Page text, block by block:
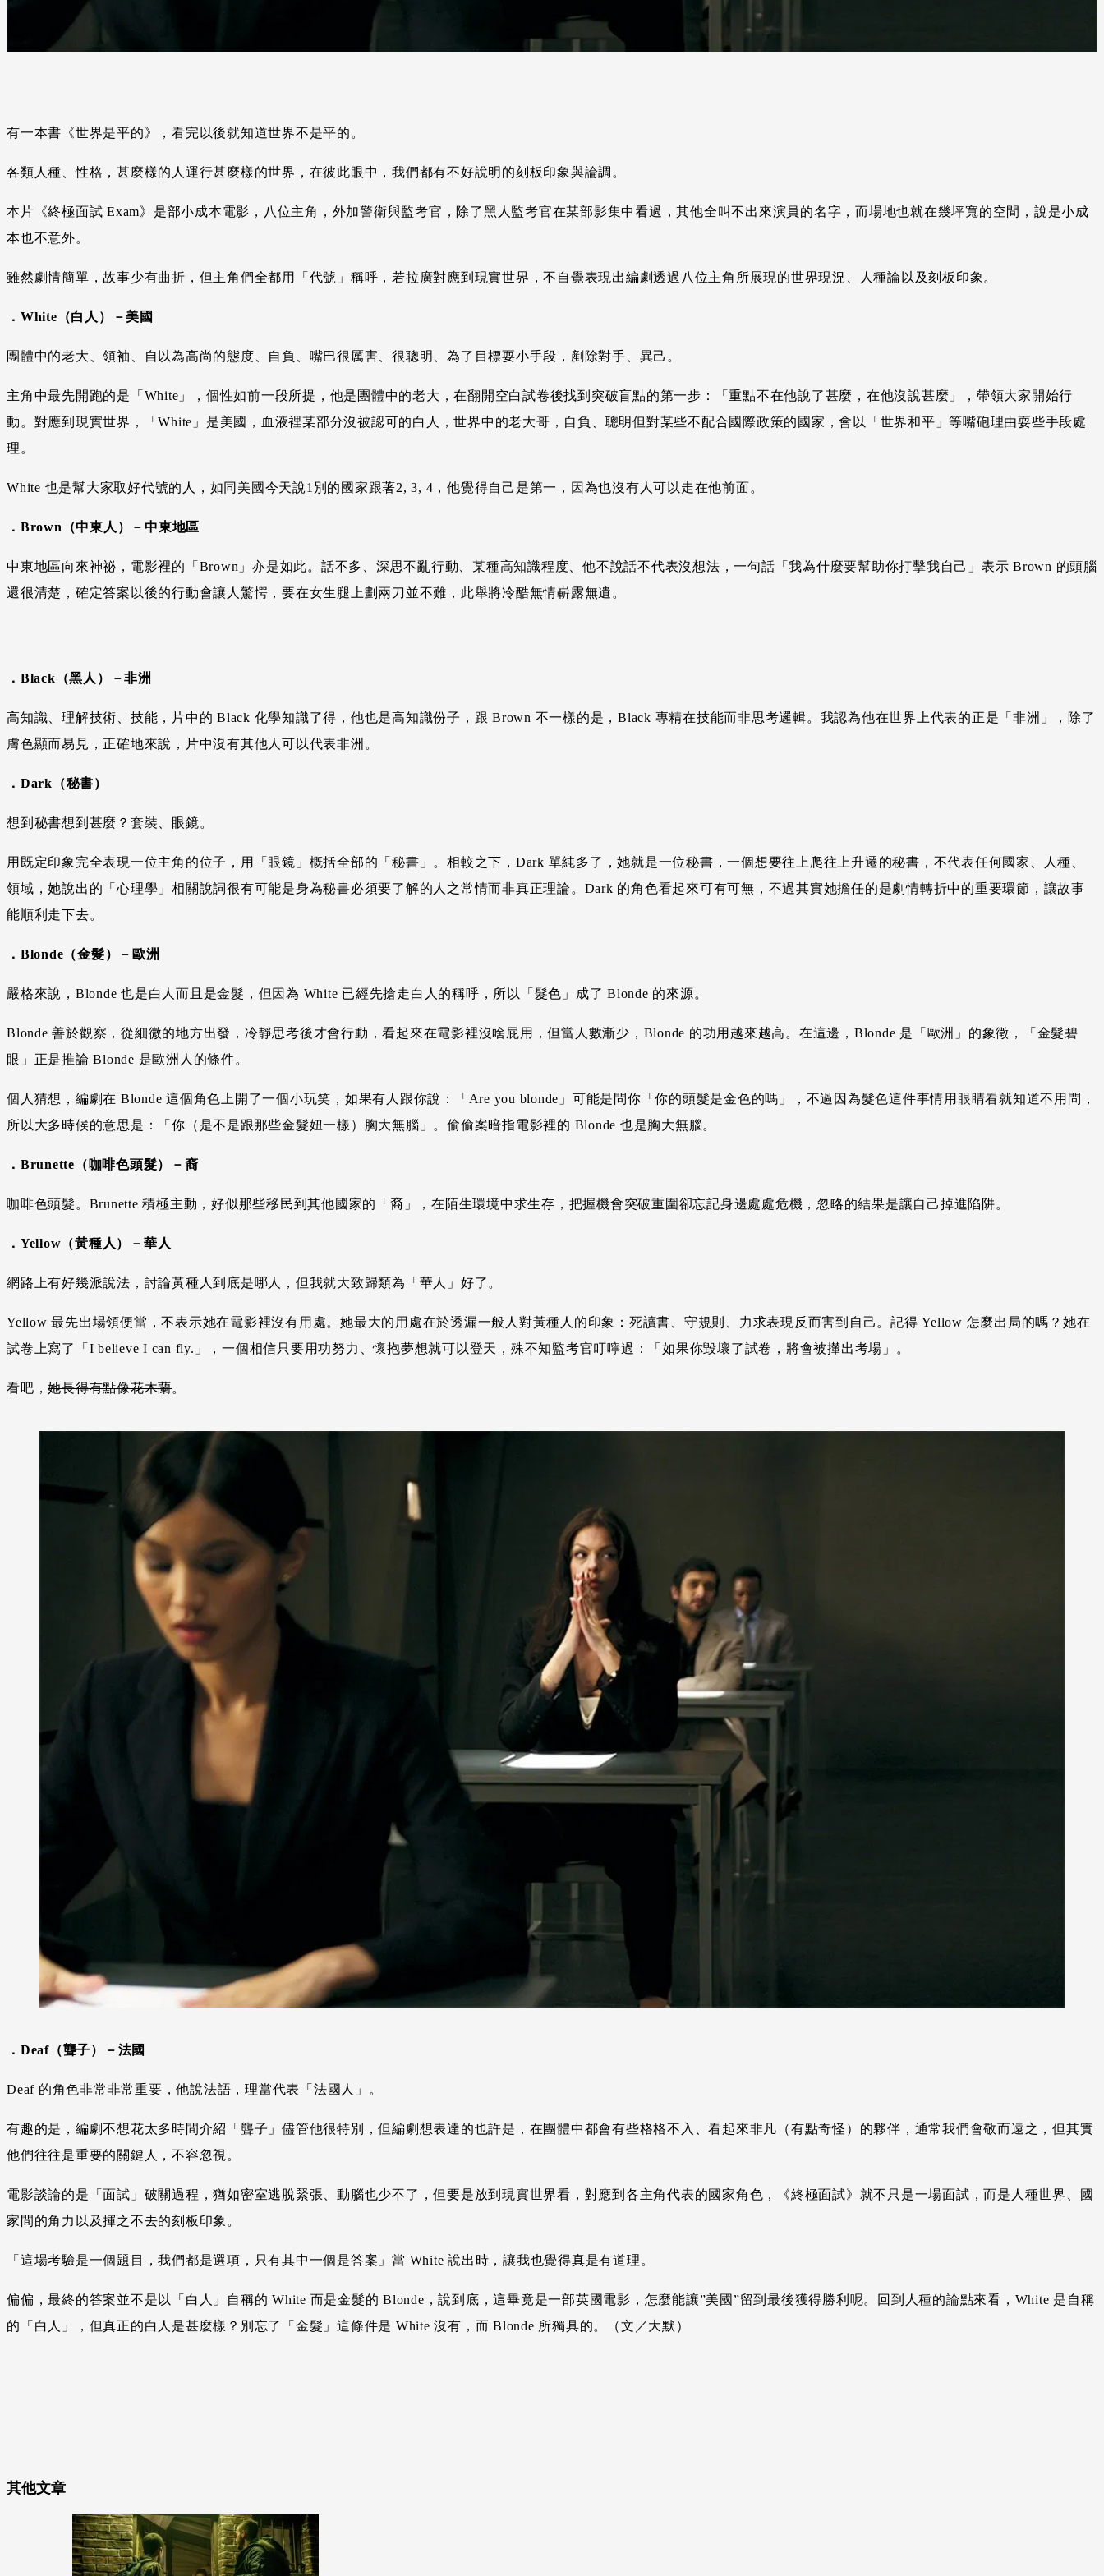
有一本書《世界是平的》，看完以後就知道世界不是平的。
各類人種、性格，甚麼樣的人運行甚麼樣的世界，在彼此眼中，我們都有不好說明的刻板印象與論調。
本片《終極面試 Exam》是部小成本電影，八位主角，外加警衛與監考官，除了黑人監考官在某部影集中看過，其他全叫不出來演員的名字，而場地也就在幾坪寬的空間，說是小成
本也不意外。
雖然劇情簡單，故事少有曲折，但主角們全都用「代號」稱呼，若拉廣對應到現實世界，不自覺表現出編劇透過八位主角所展現的世界現況、人種論以及刻板印象。
．White（白人）－美國
團體中的老大、領袖、自以為高尚的態度、自負、嘴巴很厲害、很聰明、為了目標耍小手段，剷除對手、異己。
主角中最先開跑的是「White」，個性如前一段所提，他是團體中的老大，在翻開空白試卷後找到突破盲點的第一步：「重點不在他說了甚麼，在他沒說甚麼」，帶領大家開始行
動。對應到現實世界，「White」是美國，血液裡某部分沒被認可的白人，世界中的老大哥，自負、聰明但對某些不配合國際政策的國家，會以「世界和平」等嘴砲理由耍些手段處
理。
White 也是幫大家取好代號的人，如同美國今天說1別的國家跟著2, 3, 4，他覺得自己是第一，因為也沒有人可以走在他前面。
．Brown（中東人）－中東地區
中東地區向來神祕，電影裡的「Brown」亦是如此。話不多、深思不亂行動、某種高知識程度、他不說話不代表沒想法，一句話「我為什麼要幫助你打擊我自己」表示 Brown 的頭腦
還很清楚，確定答案以後的行動會讓人驚愕，要在女生腿上劃兩刀並不難，此舉將冷酷無情嶄露無遺。
．Black（黑人）－非洲
高知識、理解技術、技能，片中的 Black 化學知識了得，他也是高知識份子，跟 Brown 不一樣的是，Black 專精在技能而非思考邏輯。我認為他在世界上代表的正是「非洲」，除了
膚色顯而易見，正確地來說，片中沒有其他人可以代表非洲。
．Dark（秘書）
想到秘書想到甚麼？套裝、眼鏡。
用既定印象完全表現一位主角的位子，用「眼鏡」概括全部的「秘書」。相較之下，Dark 單純多了，她就是一位秘書，一個想要往上爬往上升遷的秘書，不代表任何國家、人種、
領域，她說出的「心理學」相關說詞很有可能是身為秘書必須要了解的人之常情而非真正理論。Dark 的角色看起來可有可無，不過其實她擔任的是劇情轉折中的重要環節，讓故事
能順利走下去。
．Blonde（金髮）－歐洲
嚴格來說，Blonde 也是白人而且是金髮，但因為 White 已經先搶走白人的稱呼，所以「髮色」成了 Blonde 的來源。
Blonde 善於觀察，從細微的地方出發，冷靜思考後才會行動，看起來在電影裡沒啥屁用，但當人數漸少，Blonde 的功用越來越高。在這邊，Blonde 是「歐洲」的象徵，「金髮碧
眼」正是推論 Blonde 是歐洲人的條件。
個人猜想，編劇在 Blonde 這個角色上開了一個小玩笑，如果有人跟你說：「Are you blonde」可能是問你「你的頭髮是金色的嗎」，不過因為髮色這件事情用眼睛看就知道不用問，
所以大多時候的意思是：「你（是不是跟那些金髮妞一樣）胸大無腦」。偷偷案暗指電影裡的 Blonde 也是胸大無腦。
．Brunette（咖啡色頭髮）－裔
咖啡色頭髮。Brunette 積極主動，好似那些移民到其他國家的「裔」，在陌生環境中求生存，把握機會突破重圍卻忘記身邊處處危機，忽略的結果是讓自己掉進陷阱。
．Yellow（黃種人）－華人
網路上有好幾派說法，討論黃種人到底是哪人，但我就大致歸類為「華人」好了。
Yellow 最先出場領便當，不表示她在電影裡沒有用處。她最大的用處在於透漏一般人對黃種人的印象：死讀書、守規則、力求表現反而害到自己。記得 Yellow 怎麼出局的嗎？她在
試卷上寫了「I believe I can fly.」，一個相信只要用功努力、懷抱夢想就可以登天，殊不知監考官叮嚀過：「如果你毀壞了試卷，將會被攆出考場」。
看吧，她長得有點像花木蘭。
．Deaf（聾子）－法國
Deaf 的角色非常非常重要，他說法語，理當代表「法國人」。
有趣的是，編劇不想花太多時間介紹「聾子」儘管他很特別，但編劇想表達的也許是，在團體中都會有些格格不入、看起來非凡（有點奇怪）的夥伴，通常我們會敬而遠之，但其實
他們往往是重要的關鍵人，不容忽視。
電影談論的是「面試」破關過程，猶如密室逃脫緊張、動腦也少不了，但要是放到現實世界看，對應到各主角代表的國家角色，《終極面試》就不只是一場面試，而是人種世界、國
家間的角力以及揮之不去的刻板印象。
「這場考驗是一個題目，我們都是選項，只有其中一個是答案」當 White 說出時，讓我也覺得真是有道理。
偏偏，最終的答案並不是以「白人」自稱的 White 而是金髮的 Blonde，說到底，這畢竟是一部英國電影，怎麼能讓”美國”留到最後獲得勝利呢。回到人種的論點來看，White 是自稱
的「白人」，但真正的白人是甚麼樣？別忘了「金髮」這條件是 White 沒有，而 Blonde 所獨具的。（文／大默）
其他文章